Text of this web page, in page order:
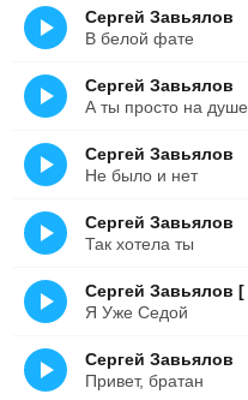
Сергей Завьялов
В белой фате
Сергей Завьялов
А ты просто на душе
Сергей Завьялов
Не было и нет
Сергей Завьялов
Так хотела ты
Сергей Завьялов [
Я Уже Седой
Сергей Завьялов
Привет, братан